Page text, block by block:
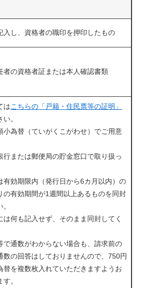
入し、資格者の職印を押印したもの
者の資格者証または本人確認書類
はこちらの「戸籍・住民票等の証明」
。
小為替（ていがくこがわせ）でご用意
行または郵便局の貯金窓口で取り扱っ
有効期限内（発行日から6カ月以内）の
の有効期間が1週間以上あるものを同封
は何も記入せず、そのまま同封してく
で通数がわからない場合も、請求前の
数の回答はしておりませんので、750円
替を複数枚入れていただきますようお
。